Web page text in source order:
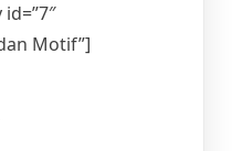
Motif”]